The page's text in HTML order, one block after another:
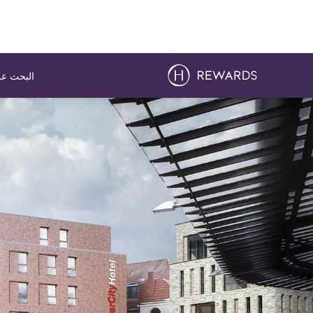
البحث
الشريحة 1 من 1